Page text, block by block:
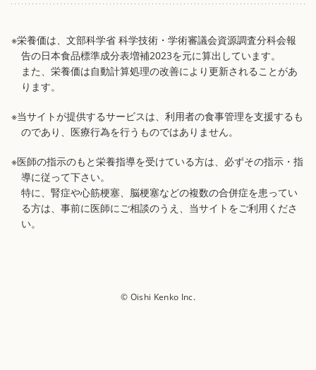
※栄養価は、文部科学省 科学技術・学術審議会資源調査分科会報
告の日本食品標準成分表増補2023を元に算出しています。
また、栄養価は自動計算処理の改善により更新されることがあ
ります。
※当サイトが提供するサービスは、利用者の食事管理を支援するも
のであり、医療行為を行うものではありません。
※医師の指示のもと栄養指導を受けている方は、必ずその指示・指
導に従って下さい。
特に、腎症や心筋梗塞、脳梗塞などの複数の合併症を患ってい
る方は、事前に医師にご相談のうえ、当サイトをご利用くださ
い。
© Oishi Kenko Inc.